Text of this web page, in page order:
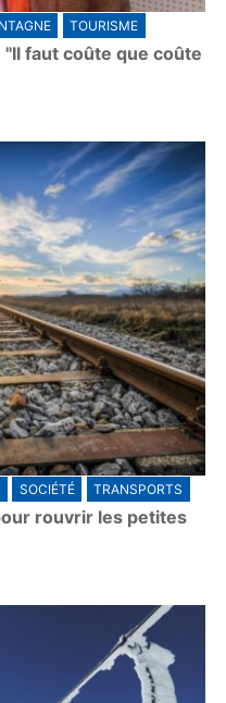
TOURISME
faut coûte que coûte
SOCIÉTÉ TRANSPORTS
rouvrir les petites